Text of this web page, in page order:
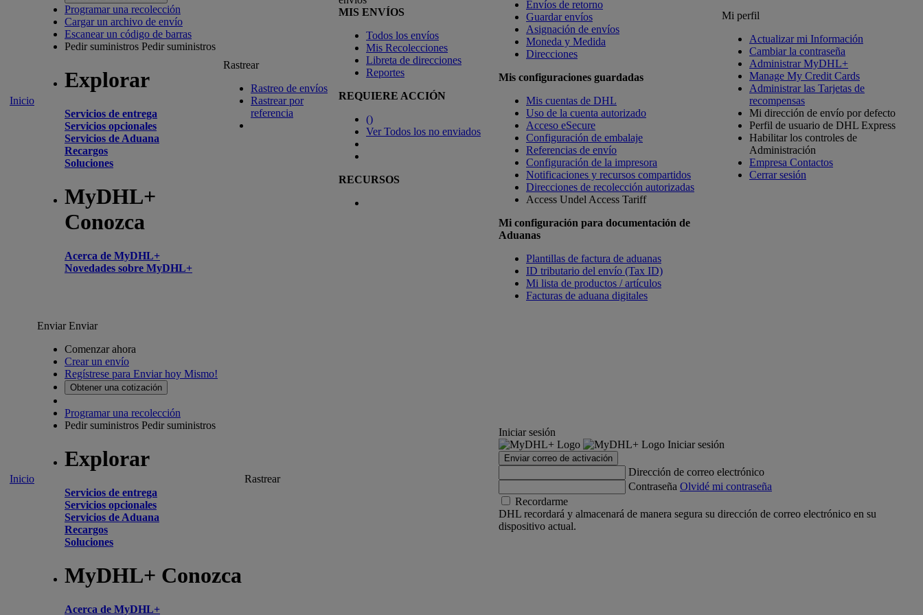
Inicio
Programar una recolección
Cargar un archivo de envío
Escanear un código de barras
Pedir suministros Pedir suministros
Explorar
Servicios de entrega
Servicios opcionales
Servicios de Aduana
Recargos
Soluciones
MyDHL+
Conozca
Acerca de MyDHL+
Novedades sobre MyDHL+
Rastrear
Rastreo de envíos
Rastrear por
referencia
MIS ENVÍOS
Todos los envíos
Mis Recolecciones
Libreta de direcciones
Reportes
REQUIERE ACCIÓN
()
Ver Todos los no enviados
RECURSOS
Envíos de retorno
Guardar envíos
Asignación de envíos
Moneda y Medida
Direcciones
Mis configuraciones guardadas
Mis cuentas de DHL
Uso de la cuenta autorizado
Acceso eSecure
Configuración de embalaje
Referencias de envío
Configuración de la impresora
Notificaciones y recursos compartidos
Direcciones de recolección autorizadas
Access Undel Access Tariff
Mi configuración para documentación de
Aduanas
Plantillas de factura de aduanas
ID tributario del envío (Tax ID)
Mi lista de productos / artículos
Facturas de aduana digitales
Mi perfil
Actualizar mi Información
Cambiar la contraseña
Administrar MyDHL+
Manage My Credit Cards
Administrar las Tarjetas de
recompensas
Mi dirección de envío por defecto
Perfil de usuario de DHL Express
Habilitar los controles de
Administración
Empresa Contactos
Cerrar sesión
Inicio
EnviarEnviar
Comenzar ahora
Crear un envío
Regístrese para Enviar hoy Mismo!
Obtener una cotización
Programar una recolección
Pedir suministros Pedir suministros
Explorar
Servicios de entrega
Servicios opcionales
Servicios de Aduana
Recargos
Soluciones
MyDHL+ Conozca
Acerca de MyDHL+
Rastrear
Iniciar sesión
Iniciar sesión
Enviar correo de activación
Dirección de correo electrónico
Contraseña Olvidé mi contraseña
Recordarme
DHL recordará y almacenará de manera segura su dirección de correo electrónico en su
dispositivo actual.